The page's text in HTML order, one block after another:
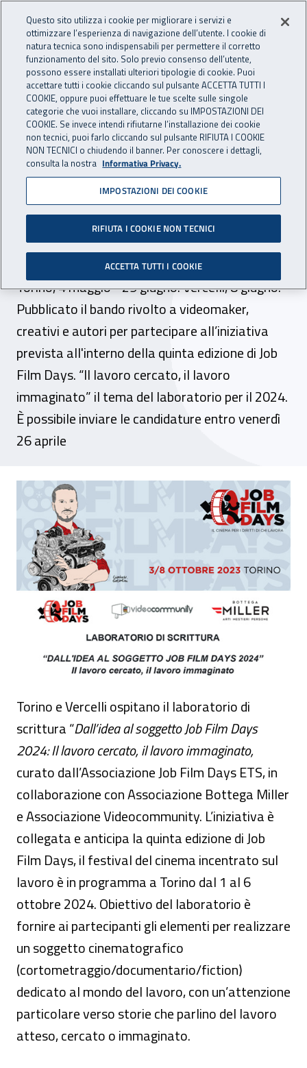
INAIL - Istituto Nazionale
Apri cerca
Navigazione principale
Navigazione - Ti trovi in:
Home Inail comunica Eventi
dal 04 maggio al 29 giugno 2024
Eventi - Inail Piemonte al
laboratorio di scrittura di
Job Film Days 2024
Torino, 4 maggio - 29 giugno. Vercelli, 8 giugno.
Pubblicato il bando rivolto a videomaker,
creativi e autori per partecipare all’iniziativa
prevista all'interno della quinta edizione di Job
Film Days. “Il lavoro cercato, il lavoro
immaginato” il tema del laboratorio per il 2024.
È possibile inviare le candidature entro venerdì
26 aprile
Eventi - Inail Piemonte al laboratorio di
Torino e Vercelli ospitano il laboratorio di
scrittura “Dall’idea al soggetto Job Film Days
2024: Il lavoro cercato, il lavoro immaginato,
curato dall’Associazione Job Film Days ETS, in
collaborazione con Associazione Bottega Miller
e Associazione Videocommunity. L’iniziativa è
collegata e anticipa la quinta edizione di Job
Film Days, il festival del cinema incentrato sul
lavoro è in programma a Torino dal 1 al 6
ottobre 2024. Obiettivo del laboratorio è
fornire ai partecipanti gli elementi per realizzare
un soggetto cinematografico
(cortometraggio/documentario/fiction)
dedicato al mondo del lavoro, con un’attenzione
particolare verso storie che parlino del lavoro
atteso, cercato o immaginato.
Questo sito utilizza i cookie per migliorare i servizi e
ottimizzare l’esperienza di navigazione dell’utente. I cookie di
natura tecnica sono indispensabili per permettere il corretto
funzionamento del sito. Solo previo consenso dell’utente,
possono essere installati ulteriori tipologie di cookie. Puoi
accettare tutti i cookie cliccando sul pulsante ACCETTA TUTTI I
COOKIE, oppure puoi effettuare le tue scelte sulle singole
categorie che vuoi installare, cliccando su IMPOSTAZIONI DEI
COOKIE. Se invece intendi rifiutarne l’installazione dei cookie
non tecnici, puoi farlo cliccando sul pulsante RIFIUTA I COOKIE
NON TECNICI o chiudendo il banner. Per conoscere i dettagli,
consulta la nostra Informativa Privacy.
IMPOSTAZIONI DEI COOKIE
RIFIUTA I COOKIE NON TECNICI
ACCETTA TUTTI I COOKIE